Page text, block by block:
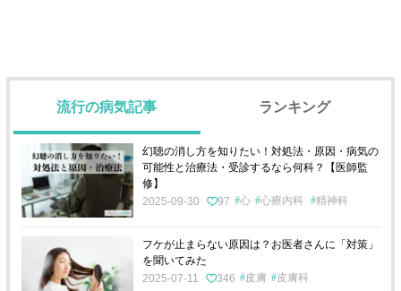
流行の病気記事 ランキング
幻聴の消し方を知りたい！対処法・原因・病気の
可能性と治療法・受診するなら何科？【医師監
修】
2025-09-30
97 心 心療内科 精神科
フケが止まらない原因は？お医者さんに「対策」
を聞いてみた
2025-07-11
346 皮膚 皮膚科